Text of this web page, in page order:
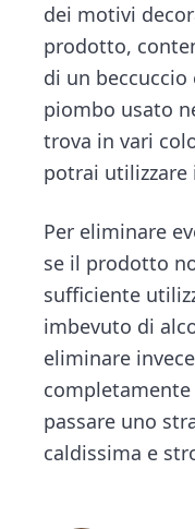
dei motivi
prodotto,
di un
piombo usato
trova in vari
potrai utilizzare
Per eliminare
se il prodotto
sufficiente
imbevuto di
eliminare
passare uno
caldissima e